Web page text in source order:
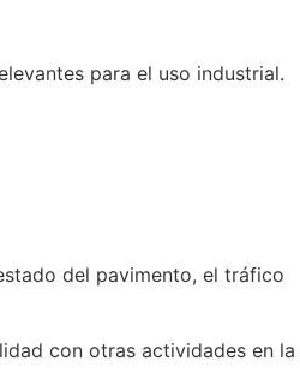
para el uso industrial.
del pavimento, el tráfico
con otras actividades en la